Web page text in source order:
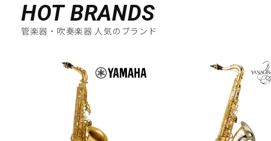
HOT BRANDS
管楽器・吹奏楽器 人気のブランド